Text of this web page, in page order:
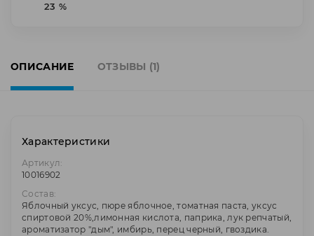
23 %
ОПИСАНИЕ ОТЗЫВЫ (1)
Характеристики
Артикул:
10016902
Состав:
Яблочный уксус, пюре яблочное, томатная паста, уксус
спиртовой 20%,лимонная кислота, паприка, лук репчатый,
ароматизатор "дым", имбирь, перец черный, гвоздика.